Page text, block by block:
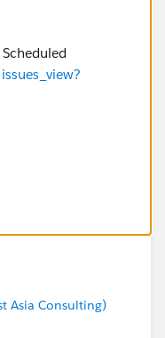
Asia Consulting)